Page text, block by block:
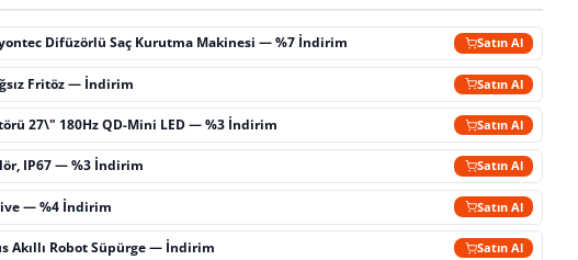
Difüzörlü Saç Kurutma Makinesi — %7 İndirim Satın Al
Fritöz — İndirim Satın Al
27\" 180Hz QD-Mini LED — %3 İndirim Satın Al
IP67 — %3 İndirim Satın Al
— %4 İndirim Satın Al
Akıllı Robot Süpürge — İndirim Satın Al